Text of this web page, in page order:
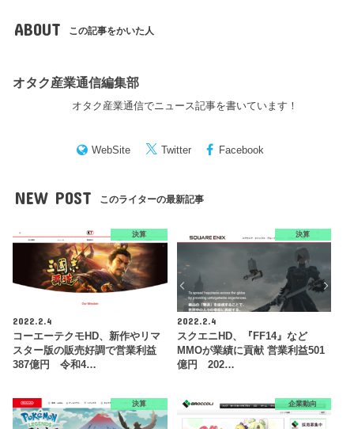
ABOUT この記事をかいた人
オタク産業通信編集部
オタク産業通信でニュース記事を書いています！
WebSite Twitter Facebook
NEW POST このライターの最新記事
決算
2022.2.4
コーエーテクモHD、新作やリマ
スター版の販売好調で営業利益
387億円 令和4…
決算
2022.2.4
スクエニHD、『FF14』など
MMOが業績に貢献 営業利益501
億円 202…
決算 企業動向